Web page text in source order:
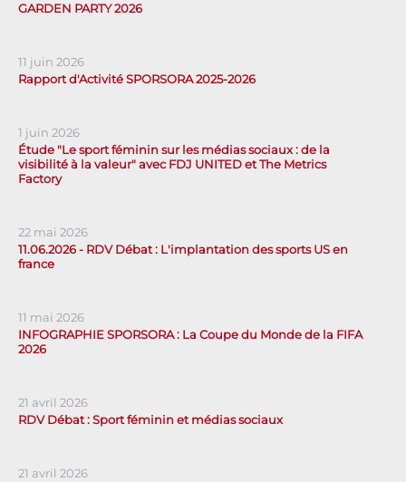
GARDEN PARTY 2026
11 juin 2026
Rapport d'Activité SPORSORA 2025-2026
1 juin 2026
Étude "Le sport féminin sur les médias sociaux : de la
visibilité à la valeur" avec FDJ UNITED et The Metrics
Factory
22 mai 2026
11.06.2026 - RDV Débat : L'implantation des sports US en
france
11 mai 2026
INFOGRAPHIE SPORSORA : La Coupe du Monde de la FIFA
2026
21 avril 2026
RDV Débat : Sport féminin et médias sociaux
21 avril 2026